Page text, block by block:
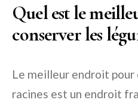
Quel est le
conserver les
Le meilleur endroit
racines est un endroit